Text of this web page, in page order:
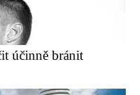
účinně bránit